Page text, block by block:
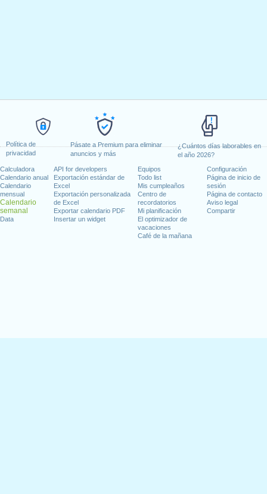
Política de
privacidad
Pásate a Premium para eliminar
anuncios y más
¿Cuántos días laborables en
el año 2026?
Calculadora
Calendario anual
Calendario
mensual
Calendario
semanal
Data
API for developers
Exportación estándar de
Excel
Exportación personalizada
de Excel
Exportar calendario PDF
Insertar un widget
Equipos
Todo list
Mis cumpleaños
Centro de
recordatorios
Mi planificación
El optimizador de
vacaciones
Café de la mañana
Configuración
Página de inicio de
sesión
Página de contacto
Aviso legal
Compartir